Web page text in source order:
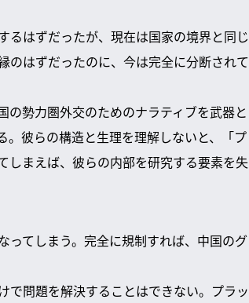
るはずだったが、現在は国家の境界と同じ
のはずだったのに、今は完全に分断されて
勢力圏外交のためのナラティブを武器と
。彼らの構造と生理を理解しないと、「プ
しまえば、彼らの内部を研究する要素を失
ってしまう。完全に規制すれば、中国のグ
で問題を解決することはできない。プラッ